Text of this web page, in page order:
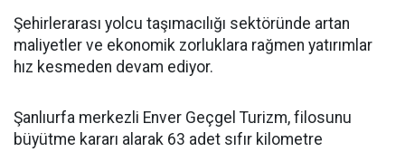
Şehirlerarası yolcu taşımacılığı sektöründe artan
maliyetler ve ekonomik zorluklara rağmen yatırımlar
hız kesmeden devam ediyor.
Şanlıurfa merkezli Enver Geçgel Turizm, filosunu
büyütme kararı alarak 63 adet sıfır kilometre